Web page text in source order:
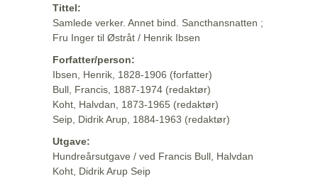
Tittel:
Samlede verker. Annet bind. Sancthansnatten ;
Fru Inger til Østråt / Henrik Ibsen
Forfatter/person:
Ibsen, Henrik, 1828-1906 (forfatter)
Bull, Francis, 1887-1974 (redaktør)
Koht, Halvdan, 1873-1965 (redaktør)
Seip, Didrik Arup, 1884-1963 (redaktør)
Utgave:
Hundreårsutgave / ved Francis Bull, Halvdan
Koht, Didrik Arup Seip